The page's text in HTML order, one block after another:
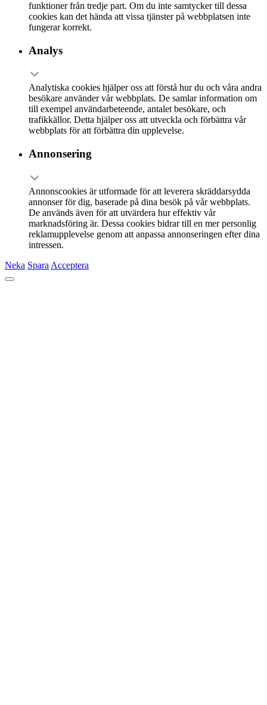
funktioner från tredje part. Om du inte samtycker till dessa
cookies kan det hända att vissa tjänster på webbplatsen inte
fungerar korrekt.
Analys
Analytiska cookies hjälper oss att förstå hur du och våra andra
besökare använder vår webbplats. De samlar information om
till exempel användarbeteende, antalet besökare, och
trafikkällor. Detta hjälper oss att utveckla och förbättra vår
webbplats för att förbättra din upplevelse.
Annonsering
Annonscookies är utformade för att leverera skräddarsydda
annonser för dig, baserade på dina besök på vår webbplats.
De används även för att utvärdera hur effektiv vår
marknadsföring är. Dessa cookies bidrar till en mer personlig
reklamupplevelse genom att anpassa annonseringen efter dina
intressen.
Neka Spara Acceptera